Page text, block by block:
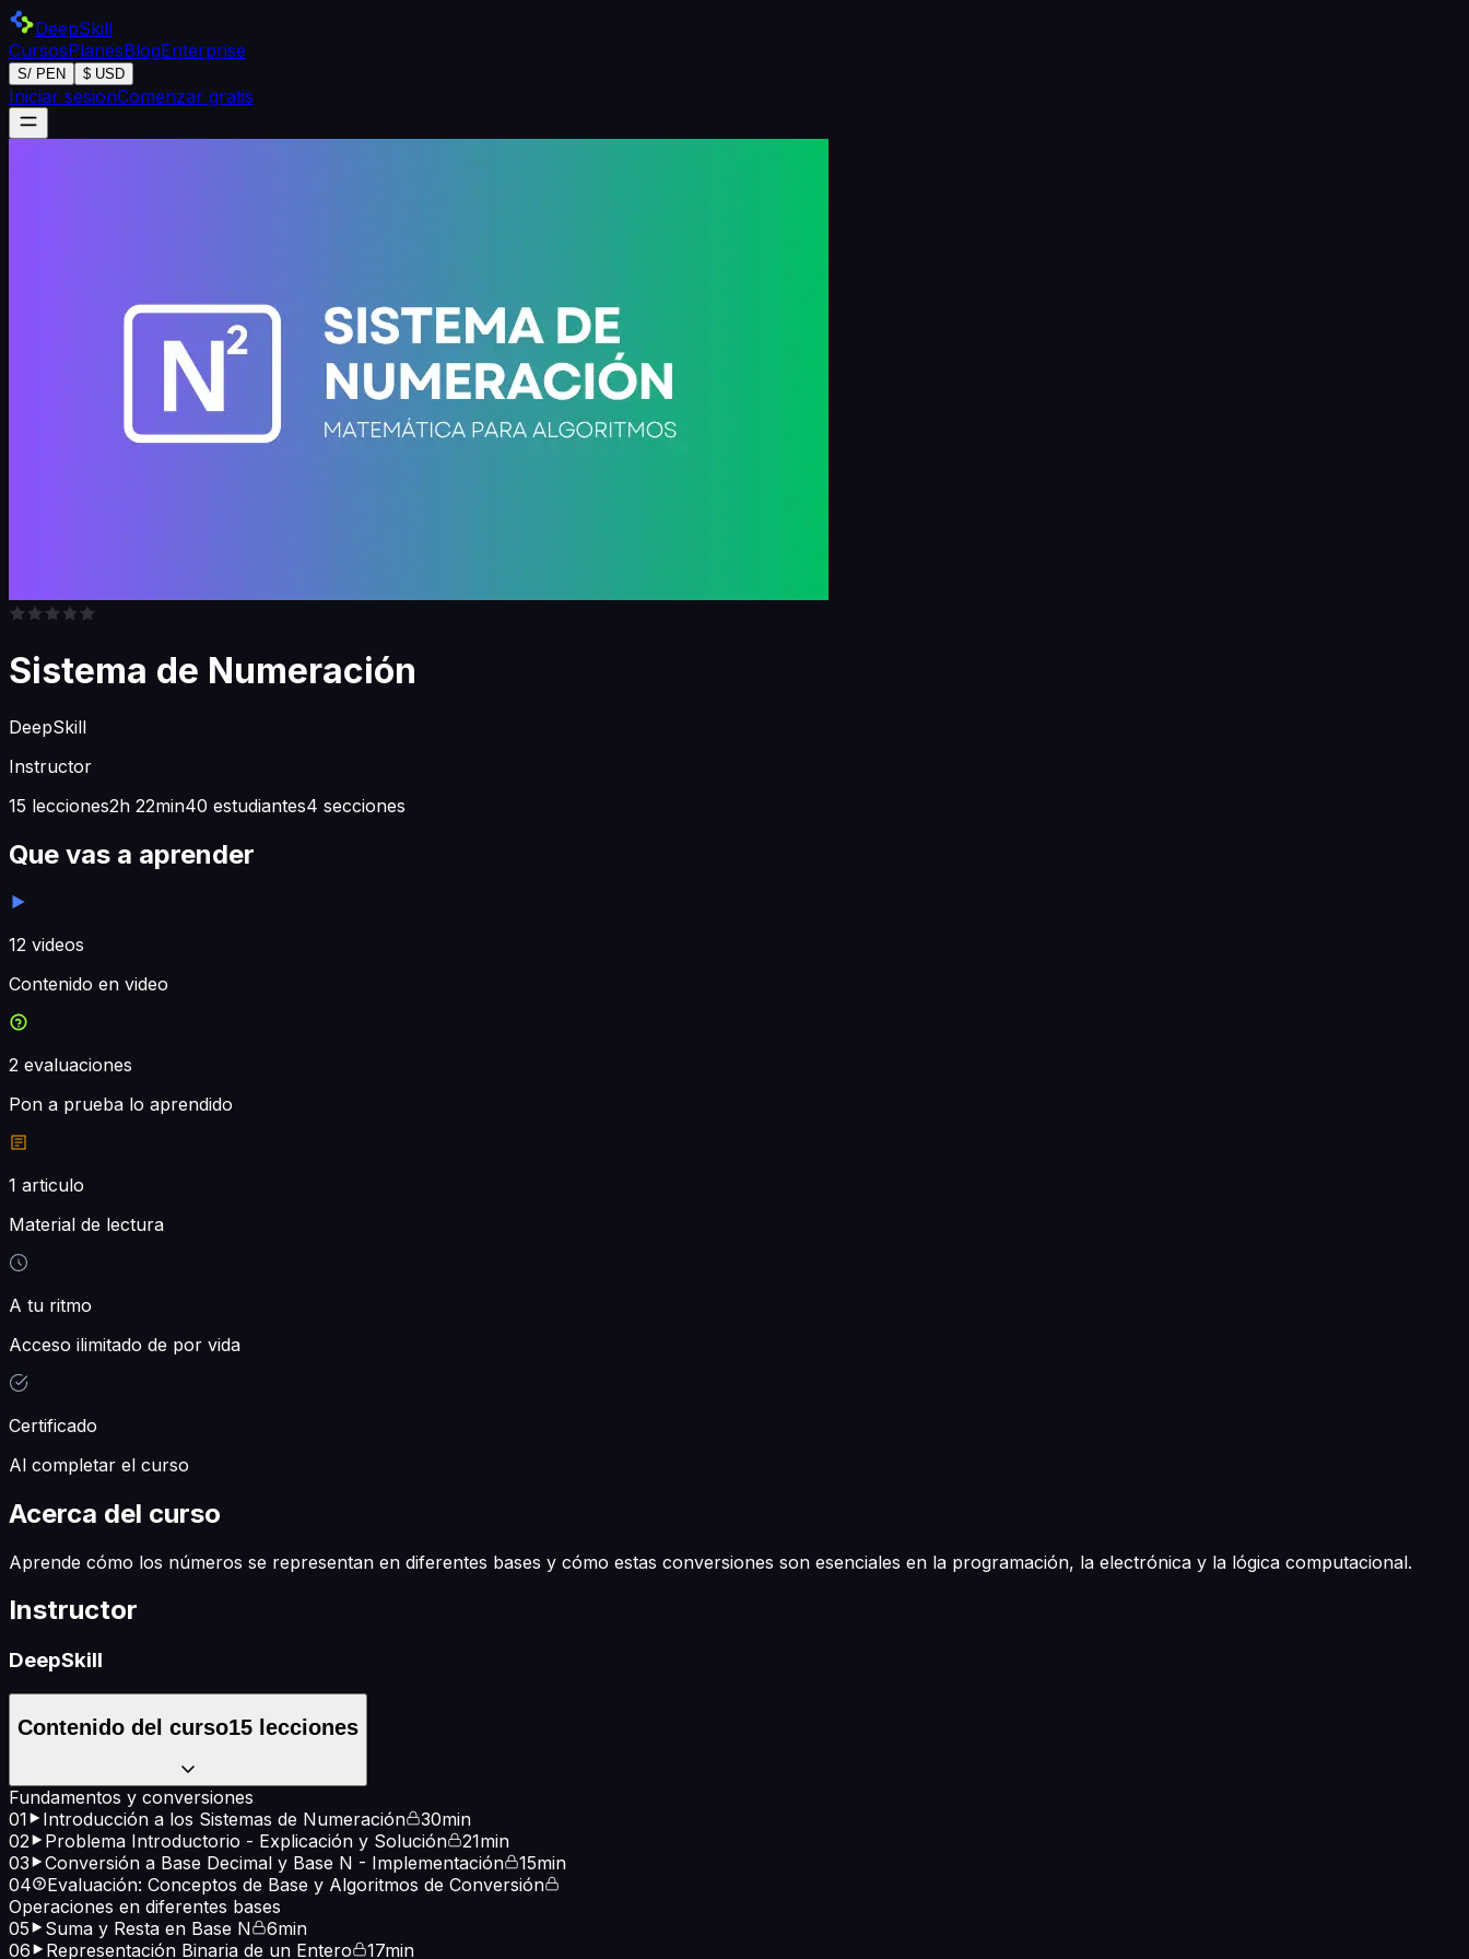
DeepSkill
CursosPlanesBlogEnterprise
S/ PEN $ USD
Iniciar sesionComenzar gratis
Sistema de Numeración
DeepSkill
Instructor
15 lecciones2h 22min40 estudiantes4 secciones
Que vas a aprender
12 videos
Contenido en video
2 evaluaciones
Pon a prueba lo aprendido
1 articulo
Material de lectura
A tu ritmo
Acceso ilimitado de por vida
Certificado
Al completar el curso
Acerca del curso
Aprende cómo los números se representan en diferentes bases y cómo estas conversiones son esenciales en la programación, la electrónica y la lógica computacional.
Instructor
DeepSkill
Contenido del curso15 lecciones
Fundamentos y conversiones
01
Introducción a los Sistemas de Numeración
30min
02
Problema Introductorio - Explicación y Solución
21min
03
Conversión a Base Decimal y Base N - Implementación
15min
04
Evaluación: Conceptos de Base y Algoritmos de Conversión
Operaciones en diferentes bases
05
Suma y Resta en Base N
6min
06
Representación Binaria de un Entero
17min